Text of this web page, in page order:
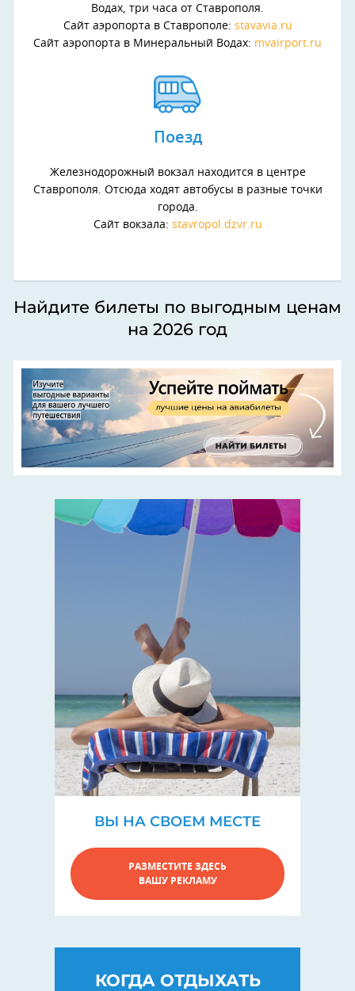
Водах, три часа от Ставрополя.
Сайт аэропорта в Ставрополе: stavavia.ru
Сайт аэропорта в Минеральный Водах: mvairport.ru
Поезд
Железнодорожный вокзал находится в центре
Ставрополя. Отсюда ходят автобусы в разные точки
города.
Сайт вокзала: stavropol.dzvr.ru
Найдите билеты по выгодным ценам
на 2026 год
ВЫ НА СВОЕМ МЕСТЕ
РАЗМЕСТИТЕ ЗДЕСЬ
ВАШУ РЕКЛАМУ
КОГДА ОТДЫХАТЬ